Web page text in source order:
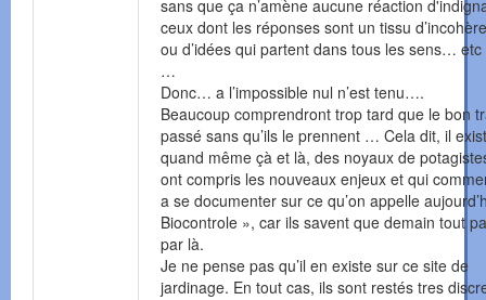
sans que ça n’amène aucune réaction
ceux dont les réponses sont un tissu
ou d’idées qui partent dans tous les sens…
…
Donc… a l’impossible nul n’est tenu….
Beaucoup comprendront trop tard que le bon
passé sans qu’ils le prennent … Cela dit, il
quand même çà et là, des noyaux de
ont compris les nouveaux enjeux et qui
a se documenter sur ce qu’on appelle
Biocontrole », car ils savent que demain tout
par là.
Je ne pense pas qu’il en existe sur ce site de
jardinage. En tout cas, ils sont restés tres